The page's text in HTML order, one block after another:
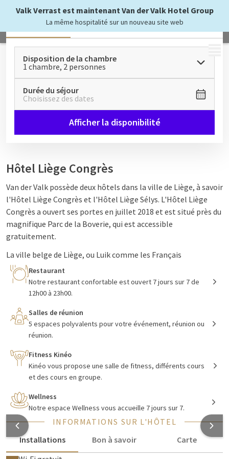
Valk Verrast est maintenant Van der Valk Hotel Group
La même hospitalité sur un nouveau site web
MENU
Tous Chambres & Suites Appartements
Disposition de la chambre
1 chambre, 2 personnes
Durée du séjour
Choisissez des dates
Afficher la disponibilité
Hôtel Liège Congrès
Van der Valk possède deux hôtels dans la ville de Liège, à savoir
l'Hôtel Liège Congrès et l'Hôtel Liège Sélys. L'Hôtel Liège
Congrès a ouvert ses portes en juillet 2018 et est situé près du
magnifique Parc de la Boverie, qui est accessible
gratuitement.
La ville belge de Liège, ou Luik comme les Français
l'appellent, est située près de la frontière néerlandaise.
Depuis Maastricht, il faut environ une demi-heure en voiture
pour se rendre à l'hôtel. L'emplacement est facilement
situé à 1 kilomètre de la gare de Liège-Guillemins. Aux Pays-
Bas, nous connaissons Liège surtout pour les gaufres de Liège,
bien qu'elles ne soient pas aussi faciles à trouver à Liège. Dans
quelques pâtisseries, vous avez de la chance et pouvez
déguster les célèbres gaufres.
Regardez ici les chambres
Découvrez la ville de Liège
Découvrez vraiment la ville en visitant la Citadelle de Liège.
Vous y trouverez également le célèbre escalier de la
Restaurant
Notre restaurant confortable est ouvert 7 jours sur 7 de
12h00 à 23h00.
Salles de réunion
5 espaces polyvalents pour votre événement, réunion ou
réunion.
Fitness Kinéo
Kinéo vous propose une salle de fitness, différents cours
et des cours en groupe.
Wellness
Notre espace Wellness vous accueille 7 jours sur 7.
INFORMATIONS SUR L'HÔTEL
Installations
Bon à savoir
Carte